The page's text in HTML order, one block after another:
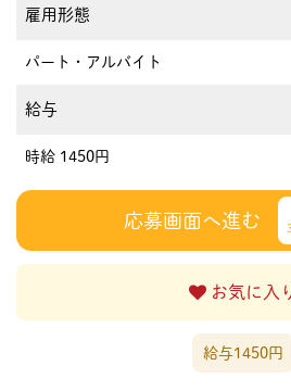
雇用形態
パート・アルバイト
給与
時給 1450円
応募画面へ進む
お気に入
給与1450円